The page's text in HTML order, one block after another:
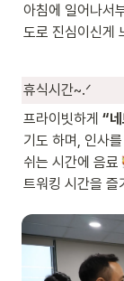
아침에 일어나서
도로 진심이신게
휴식시간~.ᐟ
프라이빗하게 “
기도 하며, 인사
쉬는 시간에 음료
트워킹 시간을 즐